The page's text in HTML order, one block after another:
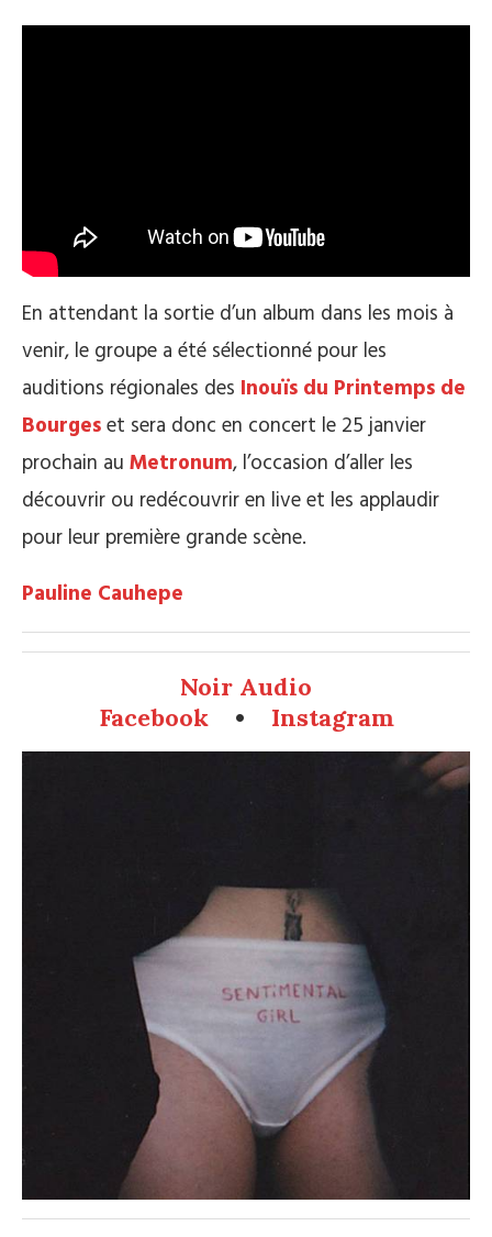
En attendant la sortie d’un album dans les mois à
venir, le groupe a été sélectionné pour les
auditions régionales des Inouïs du Printemps de
Bourgeset sera donc en concert le 25 janvier
prochain au Metronum, l’occasion d’aller les
découvrir ou redécouvrir en live et les applaudir
pour leur première grande scène.
Pauline Cauhepe
Noir Audio
Facebook• Instagram